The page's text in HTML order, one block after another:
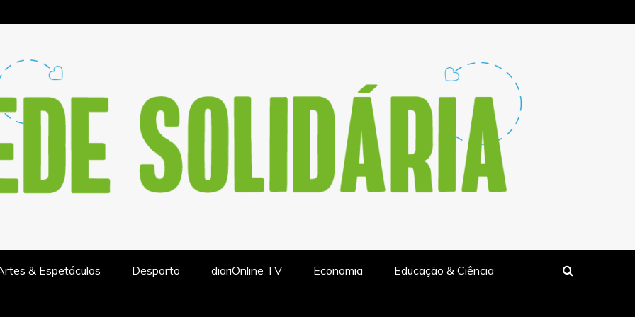
& Espetáculos Desporto diariOnline TV Economia Educação & Ciência